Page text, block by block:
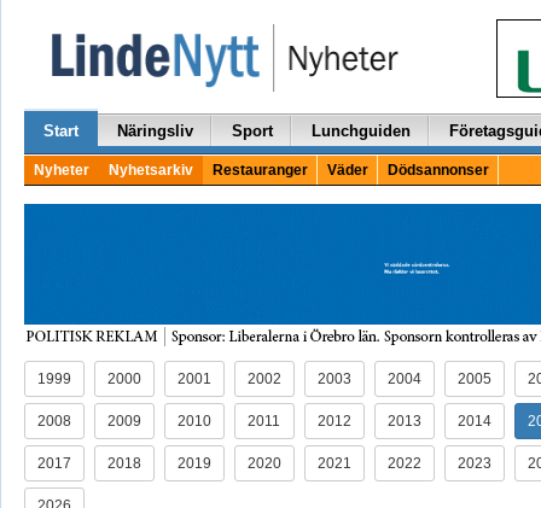
Start Näringsliv Sport Lunchguiden
Nyheter Nyhetsarkiv Restauranger Väder Dödsannonser
1999 2000 2001 2002 2003 2004 2005
2008 2009 2010 2011 2012 2013 2014
2017 2018 2019 2020 2021 2022 2023